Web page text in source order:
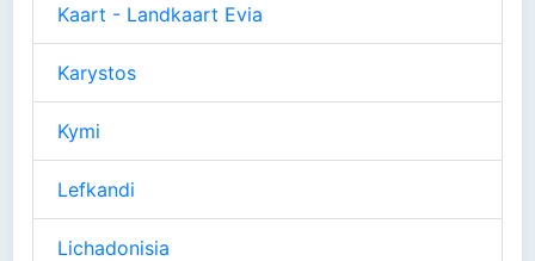
Kaart - Landkaart Evia
Karystos
Kymi
Lefkandi
Lichadonisia